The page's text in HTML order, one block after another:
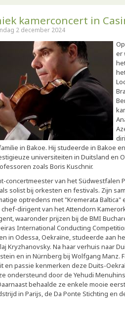
kamerconcert in
2 december 2024
er
in Bakoe. Hij studeerde in Bakoe
universiteiten in Duitsland en
zoals Boris Kuschnir.
concertmeester van het Südwestfalen
solist bij orkesten en festivals. Zijn
optredens met "Kremerata Baltica"
chef-dirigent van het Attendorn
waaronder prijzen bij de BMI
International Conducting
in Odessa, Oekraïne, studeerde aan
Kryzhanovsky. Na haar verhuis naar
en in Nürnberg bij Wolfgang Manz.
en passie kenmerken deze Duits-
ondersteund door de Yehudi
behaalde ze enkele mooie
in Parijs, de Da Ponte Stichting en